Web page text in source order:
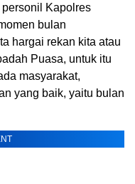
Kapolres
bulan
hargai rekan kita atau
Puasa, untuk itu
masyarakat,
yang baik, yaitu bulan